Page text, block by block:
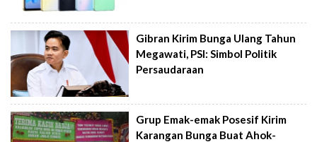
Gibran Kirim Bunga Ulang Tahun
Megawati, PSI: Simbol Politik
Persaudaraan
Grup Emak-emak Posesif Kirim
Karangan Bunga Buat Ahok-